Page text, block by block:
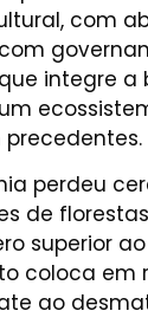
com
integre a
perdeu
de
superior ao
coloca em
ao